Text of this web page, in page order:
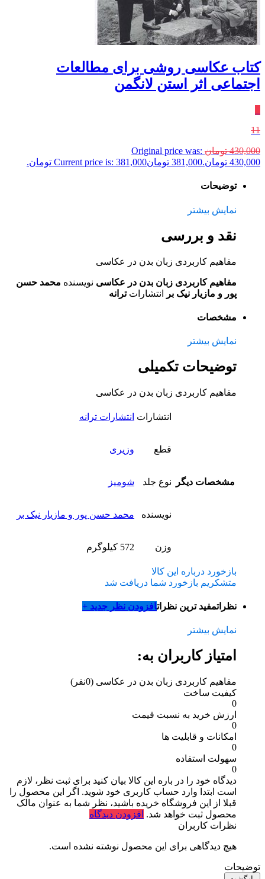
کتاب عکاسی روشی برای مطالعات
اجتماعی اثر استن لانگمن
11
430,000 تومان Original price was:
430,000 تومان.
381,000 تومانCurrent price is: 381,000 تومان.
توضیحات
نمایش بیشتر
نقد و بررسی
مفاهیم کاربردی زبان بدن در عکاسی
مفاهیم کاربردی زبان بدن در عکاسی نویسنده محمد حسن
پور و مازیار نیک بر
انتشارات ترانه
مشخصات
نمایش بیشتر
توضیحات تکمیلی
مفاهیم کاربردی زبان بدن در عکاسی
مشخصات دیگر
انتشارات انتشارات ترانه
قطع وزیری
نوع جلد شومیز
نویسنده محمد حسن پور و مازیار نیک بر
وزن 572 کیلوگرم
بازخورد درباره این کالا
متشکریم بازخورد شما دریافت شد
نظراتمفید ترین نظراتافزودن نظر جدید +
نمایش بیشتر
امتیاز کاربران به:
مفاهیم کاربردی زبان بدن در عکاسی (0نفر)
کیفیت ساخت
0
ارزش خرید به نسبت قیمت
0
امکانات و قابلیت ها
0
سهولت استفاده
0
دیدگاه خود را در باره این کالا بیان کنید برای ثبت نظر، لازم
است ابتدا وارد حساب کاربری خود شوید. اگر این محصول را
قبلا از این فروشگاه خریده باشید، نظر شما به عنوان مالک
محصول ثبت خواهد شد. افزودن دیدگاه
نظرات کاربران
هیچ دیدگاهی برای این محصول نوشته نشده است.
توضیحات